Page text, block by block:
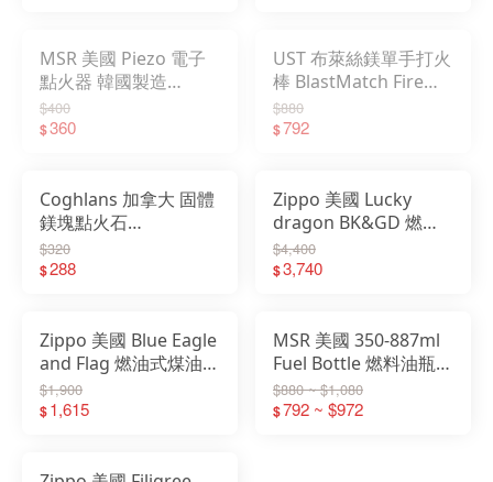
MSR 美國 Piezo 電子
點火器 韓國製造
06930
$400
$360
UST 布萊絲鎂單手打火
棒 BlastMatch Fire
Starter 鎂棒 生火棒
20-900-0014-0
$880
$792
Coghlans 加拿大 固體
鎂塊點火石
Magnesium Fire
Starter #7870
$320
$288
Zippo 美國 Lucky
dragon BK&GD 燃油
式煤油防風打火機 黑金
ZA-5-111c (不含燃油)
$4,400
$3,740
Zippo 美國 Blue Eagle
and Flag 燃油式煤油防
風打火機 藍冰美國鷹
29882 (不含燃油)
$1,900
$1,615
MSR 美國 350-887ml
Fuel Bottle 燃料油瓶
汽油瓶 1183 11830
11831 11832
$880 ~ $1,080
$792 ~ $972